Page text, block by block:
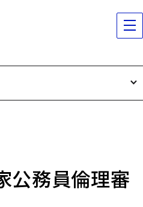
務員倫理審